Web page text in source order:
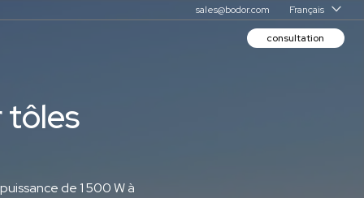
sales@bodor.com Français
consultation
tôles
de 1 500 W à